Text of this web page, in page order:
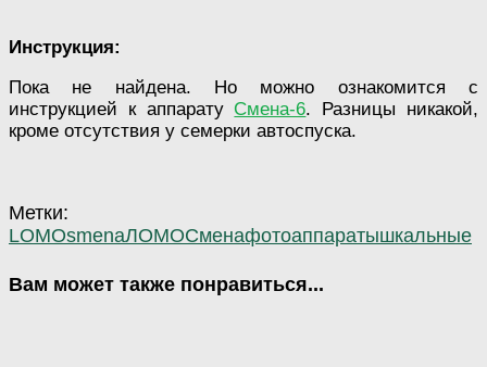
Инструкция:
Пока не найдена. Но можно ознакомится с
инструкцией к аппарату Смена-6. Разницы никакой,
кроме отсутствия у семерки автоспуска.
Метки:
LOMOsmenaЛОМОСменафотоаппаратышкальные
Вам может также понравиться...